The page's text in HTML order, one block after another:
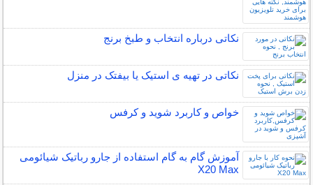
نکاتی درباره انتخاب و طبخ برنج
نکاتی در تهیه ی استیک یا بیفتک در منزل
خواص و کاربرد شوید و کرفس
آموزش گام به گام استفاده از جارو رباتیک شیائومی
X20 Max